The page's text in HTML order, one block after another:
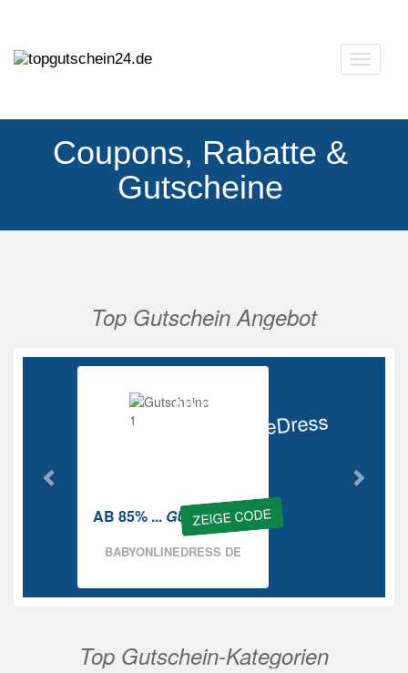
Coupons, Rabatte &
Gutscheine
Top Gutschein Angebot
Ab 85%
BabyOnlineDress
ZEIGE CODE
AB 85% ... GUTSCHEIN
BABYONLINEDRESS DE
Vorherige
Top Gutschein-Kategorien